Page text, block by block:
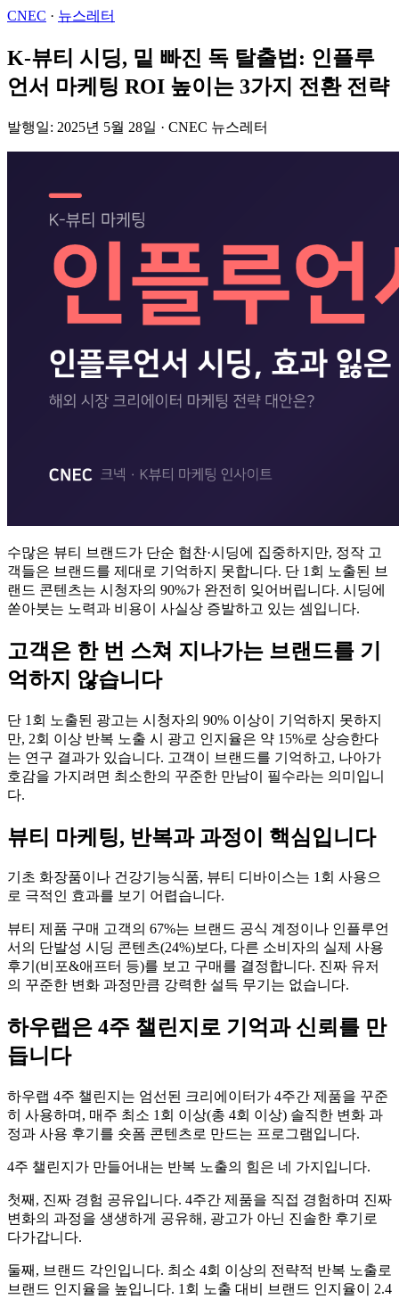
CNEC · 뉴스레터
K-뷰티 시딩, 밑 빠진 독 탈출법: 인플루
언서 마케팅 ROI 높이는 3가지 전환 전략
발행일: 2025년 5월 28일 · CNEC 뉴스레터
수많은 뷰티 브랜드가 단순 협찬·시딩에 집중하지만, 정작 고
객들은 브랜드를 제대로 기억하지 못합니다. 단 1회 노출된 브
랜드 콘텐츠는 시청자의 90%가 완전히 잊어버립니다. 시딩에
쏟아붓는 노력과 비용이 사실상 증발하고 있는 셈입니다.
고객은 한 번 스쳐 지나가는 브랜드를 기
억하지 않습니다
단 1회 노출된 광고는 시청자의 90% 이상이 기억하지 못하지
만, 2회 이상 반복 노출 시 광고 인지율은 약 15%로 상승한다
는 연구 결과가 있습니다. 고객이 브랜드를 기억하고, 나아가
호감을 가지려면 최소한의 꾸준한 만남이 필수라는 의미입니
다.
뷰티 마케팅, 반복과 과정이 핵심입니다
기초 화장품이나 건강기능식품, 뷰티 디바이스는 1회 사용으
로 극적인 효과를 보기 어렵습니다.
뷰티 제품 구매 고객의 67%는 브랜드 공식 계정이나 인플루언
서의 단발성 시딩 콘텐츠(24%)보다, 다른 소비자의 실제 사용
후기(비포&애프터 등)를 보고 구매를 결정합니다. 진짜 유저
의 꾸준한 변화 과정만큼 강력한 설득 무기는 없습니다.
하우랩은 4주 챌린지로 기억과 신뢰를 만
듭니다
하우랩 4주 챌린지는 엄선된 크리에이터가 4주간 제품을 꾸준
히 사용하며, 매주 최소 1회 이상(총 4회 이상) 솔직한 변화 과
정과 사용 후기를 숏폼 콘텐츠로 만드는 프로그램입니다.
4주 챌린지가 만들어내는 반복 노출의 힘은 네 가지입니다.
첫째, 진짜 경험 공유입니다. 4주간 제품을 직접 경험하며 진짜
변화의 과정을 생생하게 공유해, 광고가 아닌 진솔한 후기로
다가갑니다.
둘째, 브랜드 각인입니다. 최소 4회 이상의 전략적 반복 노출로
브랜드 인지율을 높입니다. 1회 노출 대비 브랜드 인지율이 2.4